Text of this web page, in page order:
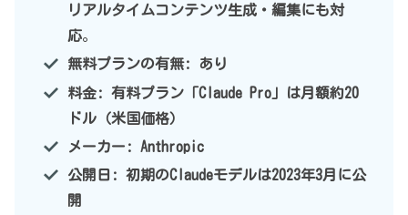
リアルタイムコンテンツ生成・編集にも対
応。
無料プランの有無: あり
料金: 有料プラン「Claude Pro」は月額約20
ドル（米国価格）
メーカー: Anthropic
公開日: 初期のClaudeモデルは2023年3月に公
開